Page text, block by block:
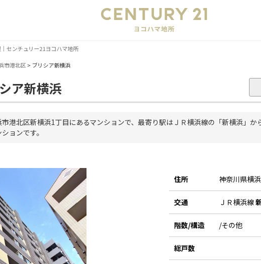
センチュリー21ヨコハマ地所
市港北区> ブリシア新横浜
ア新横浜
港北区新横浜1丁目にあるマンションで、最寄り駅はＪＲ横浜線の「新横浜」
ョンです。
住所 神奈川県横
交通 ＪＲ横浜線
階数/構造 /その他
総戸数